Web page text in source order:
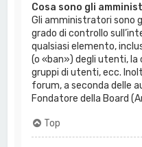
Cosa sono gli
Gli amministratori sono
grado di controllo
qualsiasi elemento,
(o «ban») degli utenti,
gruppi di utenti, ecc.
forum, a seconda delle
Fondatore della Board
Top